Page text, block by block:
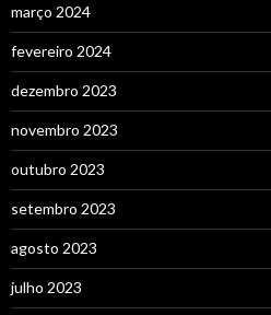
março 2024
fevereiro 2024
dezembro 2023
novembro 2023
outubro 2023
setembro 2023
agosto 2023
julho 2023